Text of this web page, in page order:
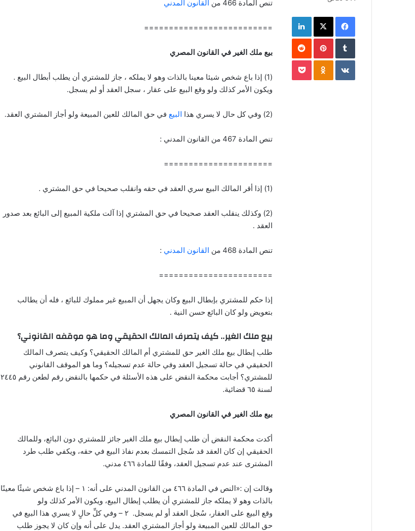
تنص المادة 466 من القانون المدني
==========================
بيع ملك الغير في القانون المصري
(1) إذا باع شخص شيئا معينا
بالذات وهو لا يملكه ، جاز للمشتري أن يطلب أبطال البيع .
ويكون الأمر كذلك ولو وقع البيع على عقار ، سجل العقد أو لم يسجل.
(2) وفي كل حال لا يسري هذا البيع في حق المالك للعين المبيعة ولو أجاز المشتري العقد.
تنص المادة 467 من القانون المدني :
======================
(1) إذا أقر المالك البيع سري العقد في حقه وانقلب صحيحا في حق المشتري .
(2) وكذلك ينقلب العقد صحيحا في حق المشتري إذا آلت ملكية المبيع إلى البائع بعد صدور
العقد .
تنص المادة 468 من القانون المدني :
=======================
إذا حكم للمشتري بإبطال البيع وكان يجهل أن المبيع غير مملوك للبائع ، فله أن يطالب
بتعويض ولو كان البائع حسن النية .
بيع ملك الغير.. كيف يتصرف المالك الحقيقي وما هو موقفه القانوني؟
طلب إبطال بيع ملك الغير حق للمشتري أم المالك الحقيقي؟ وكيف يتصرف المالك
الحقيقي في حالة تسجيل العقد وفي حالة عدم تسجيله؟ وما هو الموقف القانوني
للمشتري؟ أجابت محكمة النقض على هذه الأسئلة في حكمها بالنقض رقم لطعن رقم ٢٤٤٥
لسنة ٦٥ قضائية.
بيع ملك الغير في القانون المصري
أكدت محكمة النقض أن طلب إبطال بيع ملك الغير جائز للمشتري دون البائع، وللمالك
الحقيقي إن كان العقد قد سُجل التمسك بعدم نفاذ البيع في حقه، ويكفي طلب طرد
المشترى عند عدم تسجيل العقد، وفقًا للمادة ٤٦٦ مدني.
وقالت إن :«النص في المادة ٤٦٦ من القانون المدني على أنه: ١ – إذا باع شخص شيئًا معينًا
بالذات وهو لا يملكه جاز للمشتري أن يطلب إبطال البيع، ويكون الأمر كذلك ولو
وقع البيع على العقار، سُجل العقد أو لم يسجل. ٢ – وفي كلِّ حالٍ لا يسري هذا البيع في
حق المالك للعين المبيعة ولو أجاز المشتري العقد. يدل على أنه وإن كان لا يجوز طلب
فيسبوك‫X لينكدإن
‏Tumblr بينتيريست
‏Reddit
‏VKontakte
Odnoklassniki
‫Pocket